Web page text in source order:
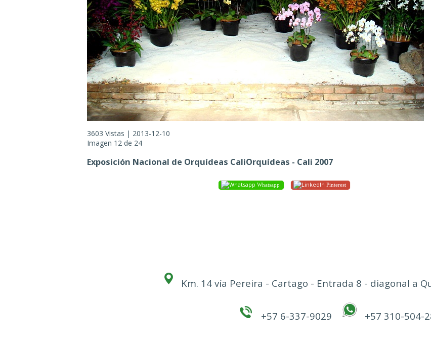
3603 Vistas | 2013-12-10
Imagen 12 de 24
Exposición Nacional de Orquídeas CaliOrquídeas - Cali 2007
Whatsapp Pinterest
Km. 14 vía Pereira - Cartago - Entrada 8 - diagonal a
+57 6-337-9029 +57 310-504-